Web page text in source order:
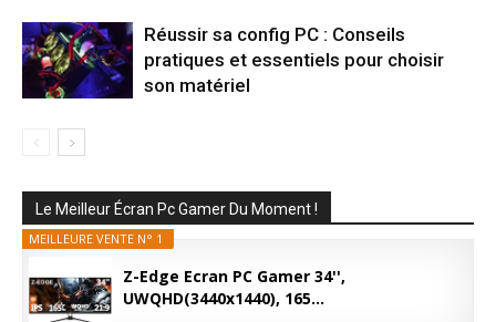
Réussir sa config PC : Conseils
pratiques et essentiels pour choisir
son matériel
Le Meilleur Écran Pc Gamer Du Moment !
MEILLEURE VENTE N° 1
Z-Edge Ecran PC Gamer 34'',
UWQHD(3440x1440), 165...